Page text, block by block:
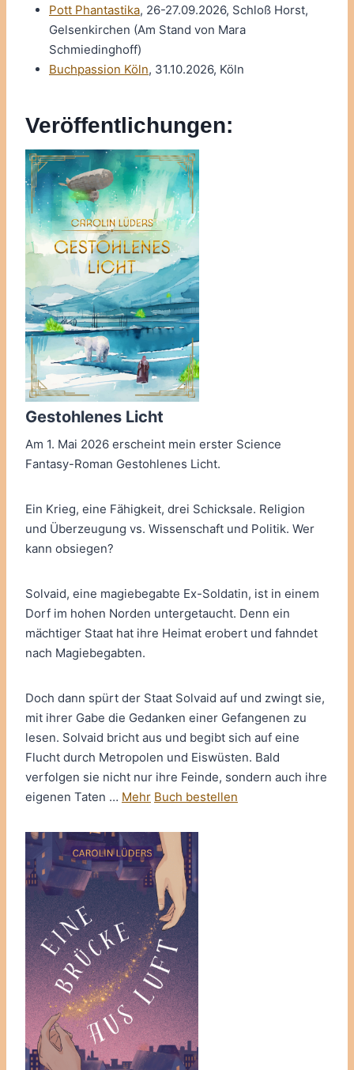
Pott Phantastika, 26-27.09.2026, Schloß Horst,
Gelsenkirchen (Am Stand von Mara
Schmiedinghoff)
Buchpassion Köln, 31.10.2026, Köln
Veröffentlichungen:
Gestohlenes Licht
Am 1. Mai 2026 erscheint mein erster Science
Fantasy-Roman Gestohlenes Licht.
Ein Krieg, eine Fähigkeit, drei Schicksale. Religion
und Überzeugung vs. Wissenschaft und Politik. Wer
kann obsiegen?
Solvaid, eine magiebegabte Ex-Soldatin, ist in einem
Dorf im hohen Norden untergetaucht. Denn ein
mächtiger Staat hat ihre Heimat erobert und fahndet
nach Magiebegabten.
Doch dann spürt der Staat Solvaid auf und zwingt sie,
mit ihrer Gabe die Gedanken einer Gefangenen zu
lesen. Solvaid bricht aus und begibt sich auf eine
Flucht durch Metropolen und Eiswüsten. Bald
verfolgen sie nicht nur ihre Feinde, sondern auch ihre
eigenen Taten … Mehr Buch bestellen